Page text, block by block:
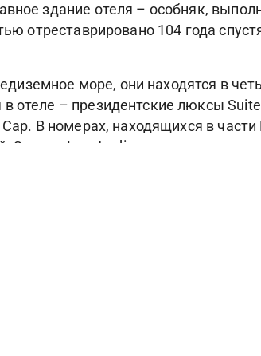
здание отеля – особняк,
отреставрировано 104 года
море, они находятся в
отеле – президентские люксы
В номерах, находящихся в
Здание Les Jardins выполнено в